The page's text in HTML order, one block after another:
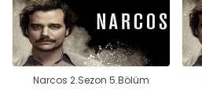
Narcos 2.Sezon 5.Bölüm